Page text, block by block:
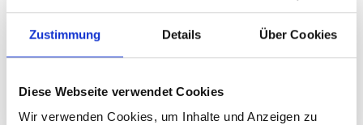
Zustimmung Details Über Cookies
Diese Webseite verwendet Cookies
Wir verwenden Cookies, um Inhalte und Anzeigen zu
Modellrechnung. Diese stellt kein verbindliches Angebot dar.